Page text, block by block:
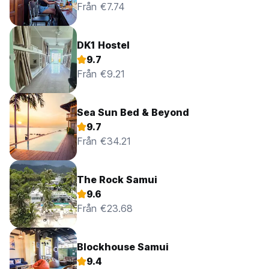
Från €7.74
DK1 Hostel
9.7
Från €9.21
Sea Sun Bed & Beyond
9.7
Från €34.21
The Rock Samui
9.6
Från €23.68
Blockhouse Samui
9.4